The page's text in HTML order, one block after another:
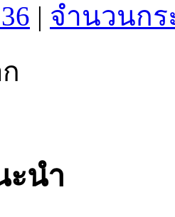
| จำนวนกร
ะนำ